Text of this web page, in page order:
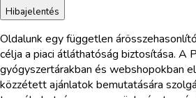
Hibajelentés
Oldalunk egy független
célja a piaci átláthatóság biztosítása. A
gyógyszertárakban és webshopokban
közzétett ajánlatok bemutatására